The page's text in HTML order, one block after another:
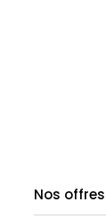
Nos offres